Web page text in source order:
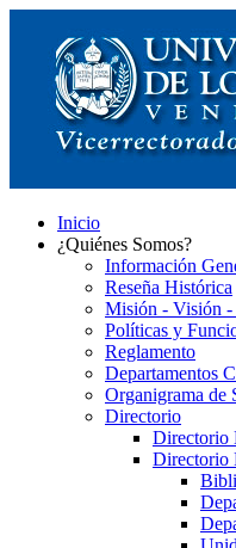
Inicio
¿Quiénes Somos?
Información
Reseña Histórica
Misión - Visión
Políticas y
Reglamento
Departamentos
Organigrama
Directorio
Directorio
Directorio